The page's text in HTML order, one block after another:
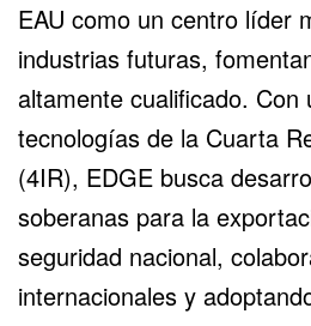
EAU como un centro líder
industrias futuras,
altamente cualificado. Con
tecnologías de la Cuarta
(4IR), EDGE busca
soberanas para la
seguridad nacional,
internacionales y